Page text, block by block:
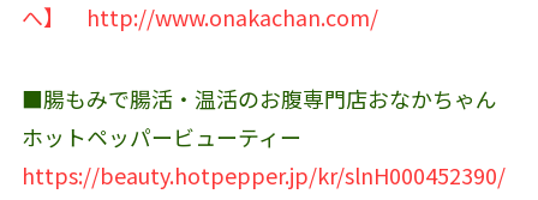
へ】
http://www.onakachan.com/
■腸もみで腸活・温活のお腹専門店おなかちゃん
ホットペッパービューティー
https://beauty.hotpepper.jp/kr/slnH000452390/